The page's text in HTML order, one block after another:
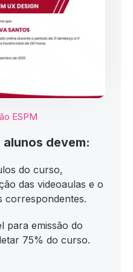
ESPM
devem:
do curso,
das videoaulas e o
correspondentes.
para emissão do
75% do curso.